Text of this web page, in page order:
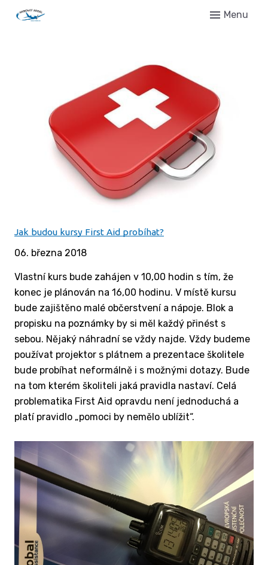
Menu
Jak budou kursy First Aid probíhat?
06. března 2018
Vlastní kurs bude zahájen v 10,00 hodin s tím, že
konec je plánován na 16,00 hodinu. V místě kursu
bude zajištěno malé občerstvení a nápoje. Blok a
propisku na poznámky by si měl každý přinést s
sebou. Nějaký náhradní se vždy najde. Vždy budeme
používat projektor s plátnem a prezentace školitele
bude probíhat neformálně i s možnými dotazy. Bude
na tom kterém školiteli jaká pravidla nastaví. Celá
problematika First Aid opravdu není jednoduchá a
platí pravidlo „pomoci by nemělo ublížit“.